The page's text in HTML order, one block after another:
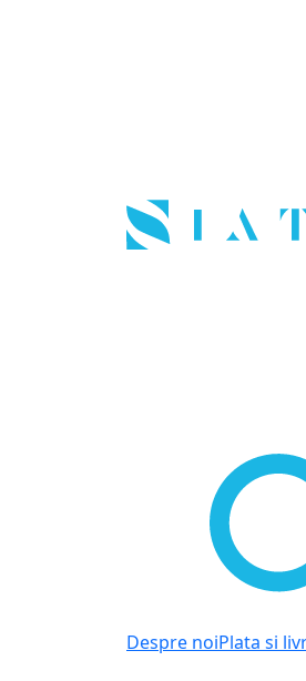
Despre noiPlata si